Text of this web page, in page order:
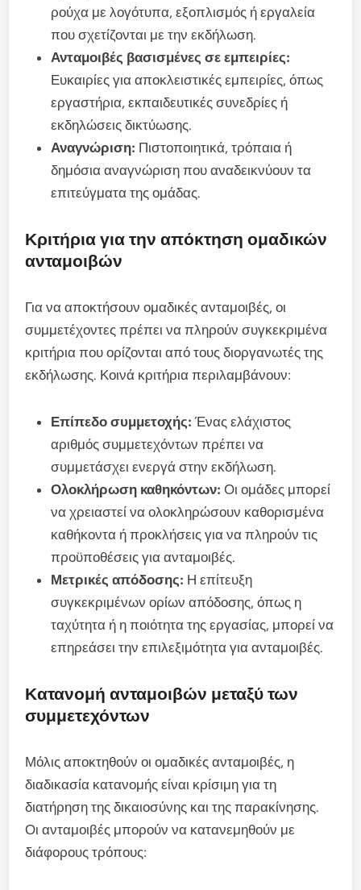
ρούχα με λογότυπα, εξοπλισμός ή εργαλεία
που σχετίζονται με την εκδήλωση.
Ανταμοιβές βασισμένες σε εμπειρίες:
Ευκαιρίες για αποκλειστικές εμπειρίες, όπως
εργαστήρια, εκπαιδευτικές συνεδρίες ή
εκδηλώσεις δικτύωσης.
Αναγνώριση: Πιστοποιητικά, τρόπαια ή
δημόσια αναγνώριση που αναδεικνύουν τα
επιτεύγματα της ομάδας.
Κριτήρια για την απόκτηση ομαδικών
ανταμοιβών
Για να αποκτήσουν ομαδικές ανταμοιβές, οι
συμμετέχοντες πρέπει να πληρούν συγκεκριμένα
κριτήρια που ορίζονται από τους διοργανωτές της
εκδήλωσης. Κοινά κριτήρια περιλαμβάνουν:
Επίπεδο συμμετοχής: Ένας ελάχιστος
αριθμός συμμετεχόντων πρέπει να
συμμετάσχει ενεργά στην εκδήλωση.
Ολοκλήρωση καθηκόντων: Οι ομάδες μπορεί
να χρειαστεί να ολοκληρώσουν καθορισμένα
καθήκοντα ή προκλήσεις για να πληρούν τις
προϋποθέσεις για ανταμοιβές.
Μετρικές απόδοσης: Η επίτευξη
συγκεκριμένων ορίων απόδοσης, όπως η
ταχύτητα ή η ποιότητα της εργασίας, μπορεί να
επηρεάσει την επιλεξιμότητα για ανταμοιβές.
Κατανομή ανταμοιβών μεταξύ των
συμμετεχόντων
Μόλις αποκτηθούν οι ομαδικές ανταμοιβές, η
διαδικασία κατανομής είναι κρίσιμη για τη
διατήρηση της δικαιοσύνης και της παρακίνησης.
Οι ανταμοιβές μπορούν να κατανεμηθούν με
διάφορους τρόπους: